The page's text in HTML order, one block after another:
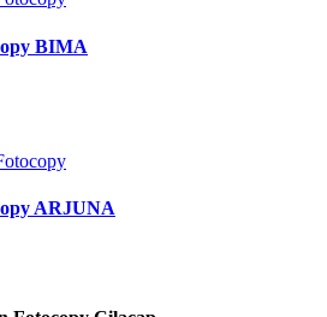
BIMA
ARJUNA